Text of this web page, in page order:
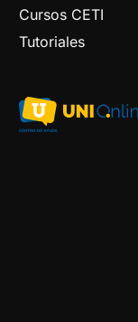
Cursos CETI
Tutoriales